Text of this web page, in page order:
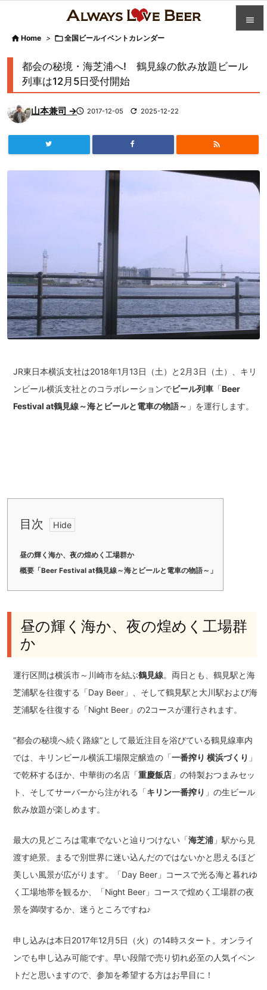



検索
 Home > 全国ビールイベントカレンダー
都会の秘境・海芝浦へ! 鶴見線の飲み放題ビール
列車は12月5日受付開始
山本兼司 → 2017-12-05  2025-12-22

JR東日本横浜支社は2018年1月13日（土）と2月3日（土）、キリ
ンビール横浜支社とのコラボレーションでビール列車 「Beer
Festival at鶴見線～海とビールと電車の物語～ 」を運行します。
目次
昼の輝く海か、夜の煌めく工場群か
概要「Beer Festival at鶴見線～海とビールと電車の物語～」
昼の輝く海か、夜の煌めく工場群
か
運行区間は横浜市～川崎市を結ぶ鶴見線。両日とも、鶴見駅と海
芝浦駅を往復する「Day Beer」、そして鶴見駅と大川駅および海
芝浦駅を往復する「Night Beer」の2コースが運行されます。
“都会の秘境へ続く路線”として最近注目を浴びている鶴見線車内
では、キリンビール横浜工場限定醸造の「一番搾り 横浜づくり 」
で乾杯するほか、中華街の名店「重慶飯店 」の特製おつまみセッ
ト、そしてサーバーから注がれる「キリン一番搾り 」の生ビール
飲み放題が楽しめます。
最大の見どころは電車でないと辿りつけない「海芝浦 」駅から見
渡す絶景。まるで別世界に迷い込んだのではないかと思えるほど
美しい風景が広がります。「Day Beer」コースで光る海と暮れゆ
く工場地帯を観るか、「Night Beer」コースで煌めく工場群の夜
景を満喫するか、迷うところですね♪
申し込みは本日2017年12月5日（火）の14時スタート。オンライ
ンでも申し込み可能です。早い段階で売り切れ必至の人気イベン
トだと思いますので、参加を希望する方はお早目に！